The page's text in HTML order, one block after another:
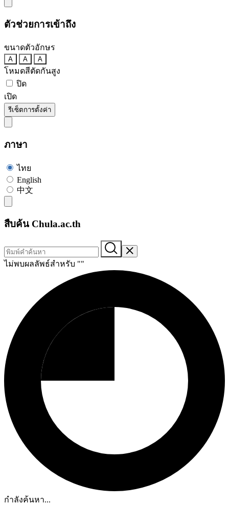
ตัวช่วยการเข้าถึง
ขนาดตัวอักษร
A A A
โหมดสีตัดกันสูง
ปิด
เปิด
รีเซ็ตการตั้งค่า
ภาษา
ไทย
English
中文
สืบค้น Chula.ac.th
ไม่พบผลลัพธ์สำหรับ ""
กำลังค้นหา...